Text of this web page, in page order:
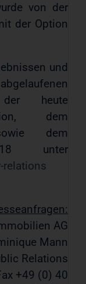
von der
der Option
und
der heute
dem
dem
unter
relations
AG
Mann
Relations
+49 (0) 40